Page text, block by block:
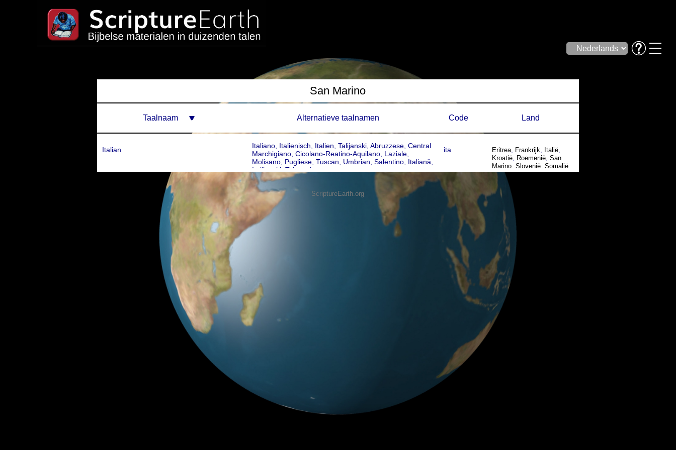
San Marino
Taalnaam Land
Code
Alternatieve taalnamen
Italian Eritrea, Frankrijk, Italië,
Kroatië, Roemenië, San
Marino, Slovenië, Somalië,
Vaticaanstad,Zwitserland
ita
Italiano, Italienisch, Italien, Talijanski, Abruzzese, Central
Marchigiano, Cicolano-Reatino-Aquilano, Laziale,
Molisano, Pugliese, Tuscan, Umbrian, Salentino, Italiană,
Italijanski, Talyaaniga
ScriptureEarth.org